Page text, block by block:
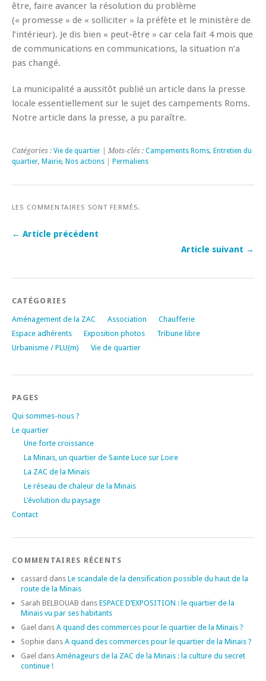
être, faire avancer la résolution du problème
(« promesse » de « solliciter » la préfète et le ministère de
l’intérieur). Je dis bien « peut-être » car cela fait 4 mois que
de communications en communications, la situation n’a
pas changé.
La municipalité a aussitôt publié un article dans la presse
locale essentiellement sur le sujet des campements Roms.
Notre article dans la presse, a pu paraître.
Catégories : Vie de quartier | Mots-clés : Campements Roms, Entretien du
quartier, Mairie, Nos actions Permaliens
LES COMMENTAIRES SONT FERMÉS.
← Article précédent
Article suivant →
CATÉGORIES
Aménagement de la ZAC Association
Chaufferie
Espace adhérents
Exposition photos
Tribune libre
Urbanisme / PLU(m)
Vie de quartier
PAGES
Qui sommes-nous ?
Le quartier
Une forte croissance
La Minais, un quartier de Sainte Luce sur Loire
La ZAC de la Minais
Le réseau de chaleur de la Minais
L’évolution du paysage
Contact
COMMENTAIRES RÉCENTS
cassard dans Le scandale de la densification possible du haut de la
route de la Minais
Sarah BELBOUAB dans ESPACE D’EXPOSITION : le quartier de la
Minais vu par ses habitants
Gael dans A quand des commerces pour le quartier de la Minais ?
Sophie dans A quand des commerces pour le quartier de la Minais ?
Gael dans Aménageurs de la ZAC de la Minais : la culture du secret
continue !